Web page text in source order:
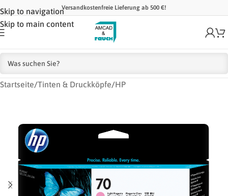
Skip to navigation
Skip to main content
Versandkostenfreie Lieferung ab 500 €!
Startseite/Tinten & Druckköpfe/HP